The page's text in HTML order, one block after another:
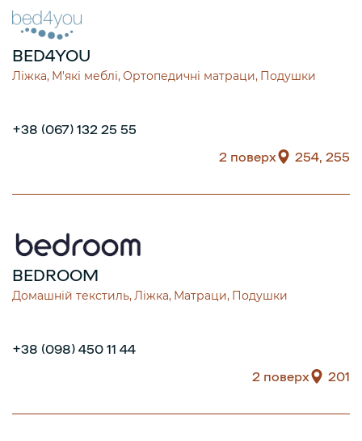
BED4YOU
Ліжка М'які меблі Ортопедичні матраци Подушки
+38 (067) 132 25 55
2 поверх
254, 255
BEDROOM
Домашній текстиль Ліжка Матраци Подушки
+38 (098) 450 11 44
2 поверх
201